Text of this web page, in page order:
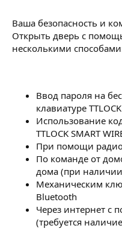
Ваша безопасность и
Открыть дверь с
несколькими
Ввод пароля на
клавиатуре TTLOCK
Использование
TTLOCK SMART
При помощи радио-
По команде от
дома (при
Механическим
Bluetooth
Через интернет
(требуется